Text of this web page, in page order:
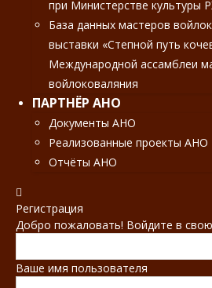
при Министерстве культуры
База данных мастеров
выставки «Степной путь
Международной ассамблеи
войлоковаляния
ПАРТНЁР АНО
Документы АНО
Реализованные проекты АНО
Отчёты АНО
Регистрация
Добро пожаловать! Войдите в
Ваше имя пользователя